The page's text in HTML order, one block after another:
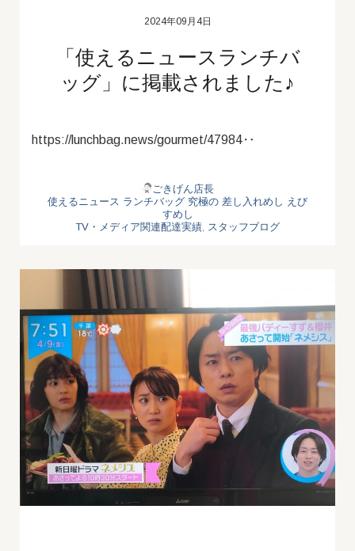
2024年09月4日
「使えるニュースランチバ
ッグ」に掲載されました♪
https://lunchbag.news/gourmet/47984‥
ごきげん店長
使えるニュース ランチバッグ 究極の 差し入れめし えび
すめし
TV・メディア関連配達実績 スタッフブログ